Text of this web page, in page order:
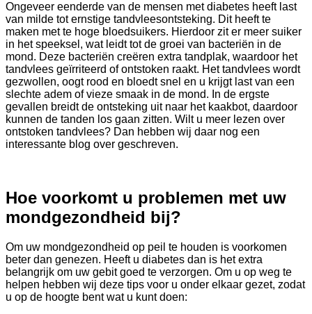
Ongeveer eenderde van de mensen met diabetes heeft last
van milde tot ernstige tandvleesontsteking. Dit heeft te
maken met te hoge bloedsuikers. Hierdoor zit er meer suiker
in het speeksel, wat leidt tot de groei van bacteriën in de
mond. Deze bacteriën creëren extra tandplak, waardoor het
tandvlees geïrriteerd of ontstoken raakt. Het tandvlees wordt
gezwollen, oogt rood en bloedt snel en u krijgt last van een
slechte adem of vieze smaak in de mond. In de ergste
gevallen breidt de ontsteking uit naar het kaakbot, daardoor
kunnen de tanden los gaan zitten. Wilt u meer lezen over
ontstoken tandvlees? Dan hebben wij daar nog een
interessante blog over geschreven.
Hoe voorkomt u problemen met uw
mondgezondheid bij?
Om uw mondgezondheid op peil te houden is voorkomen
beter dan genezen. Heeft u diabetes dan is het extra
belangrijk om uw gebit goed te verzorgen. Om u op weg te
helpen hebben wij deze tips voor u onder elkaar gezet, zodat
u op de hoogte bent wat u kunt doen: